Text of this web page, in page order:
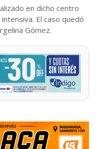
en dicho centro
El caso quedó
Gómez.